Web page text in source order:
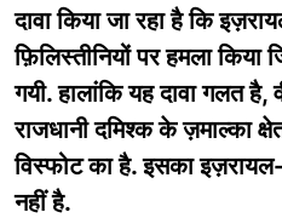
दावा किया जा रहा है कि
फ़िलिस्तीनियों पर हमला किया
गयी. हालांकि यह दावा गलत है,
राजधानी दमिश्क के ज़माल्का
विस्फोट का है. इसका
नहीं है.